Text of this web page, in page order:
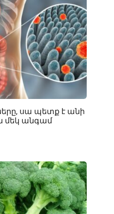
սա պետք է անի
մեկ անգամ